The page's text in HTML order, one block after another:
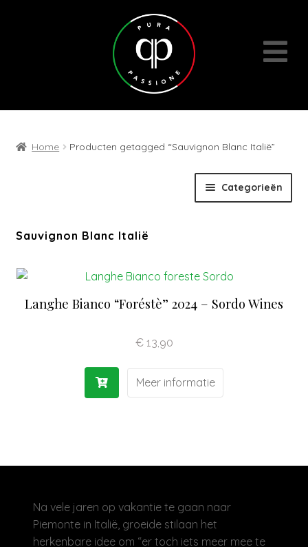
Home Producten getagged “Sauvignon Blanc Italië”
Categorieën
Wijnen
Cadeaubons | Events | Diversen
Wijn- en geschenkpakketten
Antipasti | Sauzen
Sauvignon Blanc Italië
Langhe Bianco “Foréstè” 2024 – Sordo Wines
€13,90
Meer informatie
Na vele jaren op vakantie te gaan naar
Piemonte in Italië, groeide stilaan het
herkenbare idee om “er toch iets meer mee te